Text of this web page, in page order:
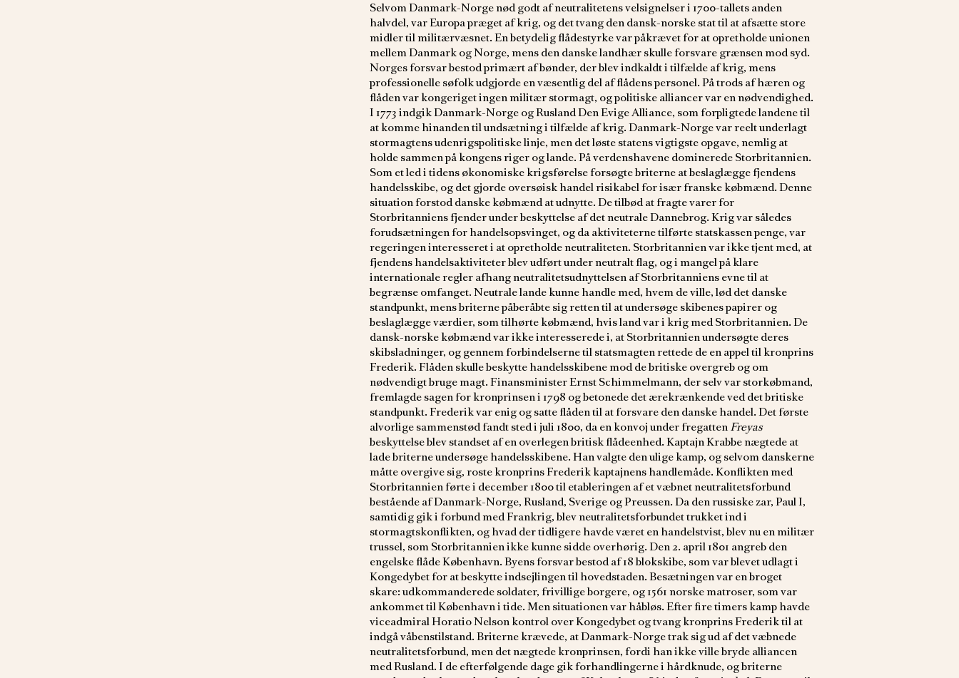
Selvom Danmark-Norge nød godt af neutralitetens velsignelser i 1700-tallets anden
halvdel, var Europa præget af krig, og det tvang den dansk-norske stat til at afsætte store
midler til militærvæsnet. En betydelig flådestyrke var påkrævet for at opretholde unionen
mellem Danmark og Norge, mens den danske landhær skulle forsvare grænsen mod syd.
Norges forsvar bestod primært af bønder, der blev indkaldt i tilfælde af krig, mens
professionelle søfolk udgjorde en væsentlig del af flådens personel. På trods af hæren og
flåden var kongeriget ingen militær stormagt, og politiske alliancer var en nødvendighed.
I 1773 indgik Danmark-Norge og Rusland Den Evige Alliance, som forpligtede landene til
at komme hinanden til undsætning i tilfælde af krig. Danmark-Norge var reelt underlagt
stormagtens udenrigspolitiske linje, men det løste statens vigtigste opgave, nemlig at
holde sammen på kongens riger og lande. På verdenshavene dominerede Storbritannien.
Som et led i tidens økonomiske krigsførelse forsøgte briterne at beslaglægge fjendens
handelsskibe, og det gjorde oversøisk handel risikabel for især franske købmænd. Denne
situation forstod danske købmænd at udnytte. De tilbød at fragte varer for
Storbritanniens fjender under beskyttelse af det neutrale Dannebrog. Krig var således
forudsætningen for handelsopsvinget, og da aktiviteterne tilførte statskassen penge, var
regeringen interesseret i at opretholde neutraliteten. Storbritannien var ikke tjent med, at
fjendens handelsaktiviteter blev udført under neutralt flag, og i mangel på klare
internationale regler afhang neutralitetsudnyttelsen af Storbritanniens evne til at
begrænse omfanget. Neutrale lande kunne handle med, hvem de ville, lød det danske
standpunkt, mens briterne påberåbte sig retten til at undersøge skibenes papirer og
beslaglægge værdier, som tilhørte købmænd, hvis land var i krig med Storbritannien. De
dansk-norske købmænd var ikke interesserede i, at Storbritannien undersøgte deres
skibsladninger, og gennem forbindelserne til statsmagten rettede de en appel til kronprins
Frederik. Flåden skulle beskytte handelsskibene mod de britiske overgreb og om
nødvendigt bruge magt. Finansminister Ernst Schimmelmann, der selv var storkøbmand,
fremlagde sagen for kronprinsen i 1798 og betonede det ærekrænkende ved det britiske
standpunkt. Frederik var enig og satte flåden til at forsvare den danske handel. Det første
alvorlige sammenstød fandt sted i juli 1800, da en konvoj under fregatten Freyas
beskyttelse blev standset af en overlegen britisk flådeenhed. Kaptajn Krabbe nægtede at
lade briterne undersøge handelsskibene. Han valgte den ulige kamp, og selvom danskerne
måtte overgive sig, roste kronprins Frederik kaptajnens handlemåde. Konflikten med
Storbritannien førte i december 1800 til etableringen af et væbnet neutralitetsforbund
bestående af Danmark-Norge, Rusland, Sverige og Preussen. Da den russiske zar, Paul I,
samtidig gik i forbund med Frankrig, blev neutralitetsforbundet trukket ind i
stormagtskonflikten, og hvad der tidligere havde været en handelstvist, blev nu en militær
trussel, som Storbritannien ikke kunne sidde overhørig. Den 2. april 1801 angreb den
engelske flåde København. Byens forsvar bestod af 18 blokskibe, som var blevet udlagt i
Kongedybet for at beskytte indsejlingen til hovedstaden. Besætningen var en broget
skare: udkommanderede soldater, frivillige borgere, og 1561 norske matroser, som var
ankommet til København i tide. Men situationen var håbløs. Efter fire timers kamp havde
viceadmiral Horatio Nelson kontrol over Kongedybet og tvang kronprins Frederik til at
indgå våbenstilstand. Briterne krævede, at Danmark-Norge trak sig ud af det væbnede
neutralitetsforbund, men det nægtede kronprinsen, fordi han ikke ville bryde alliancen
med Rusland. I de efterfølgende dage gik forhandlingerne i hårdknude, og briterne